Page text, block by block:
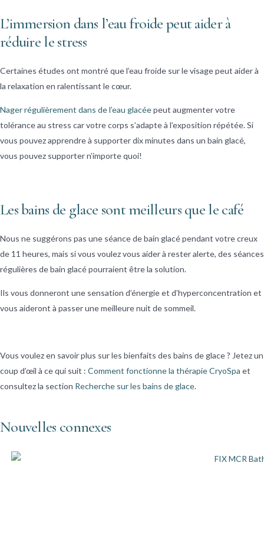
L’immersion dans l’eau froide peut aider à
réduire le stress
Certaines études ont montré que l’eau froide sur le visage peut aider à
la relaxation en ralentissant le cœur.
Nager régulièrement dans de l’eau glacéepeut augmenter votre
tolérance au stress car votre corps s’adapte à l’exposition répétée. Si
vous pouvez apprendre à supporter dix minutes dans un bain glacé,
vous pouvez supporter n’importe quoi!
Les bains de glace sont meilleurs que le café
Nous ne suggérons pas une séance de bain glacé pendant votre creux
de 11 heures, mais si vous voulez vous aider à rester alerte, des séances
régulières de bain glacé pourraient être la solution.
Ils vous donneront une sensation d’énergie et d’hyperconcentration et
vous aideront à passer une meilleure nuit de sommeil.
Vous voulez en savoir plus sur les bienfaits des bains de glace ? Jetez un
coup d’œil à ce qui suit : Comment fonctionne la thérapie CryoSpa et
consultez la section Recherche sur les bains de glace.
Nouvelles connexes